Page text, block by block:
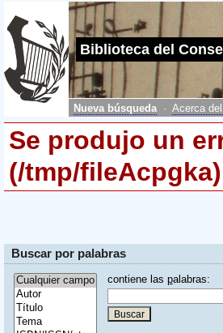
Biblioteca del
Nueva búsqueda ·Acerca
Se produjo un
(/tmp/
Buscar por palabras
contiene las palabras: